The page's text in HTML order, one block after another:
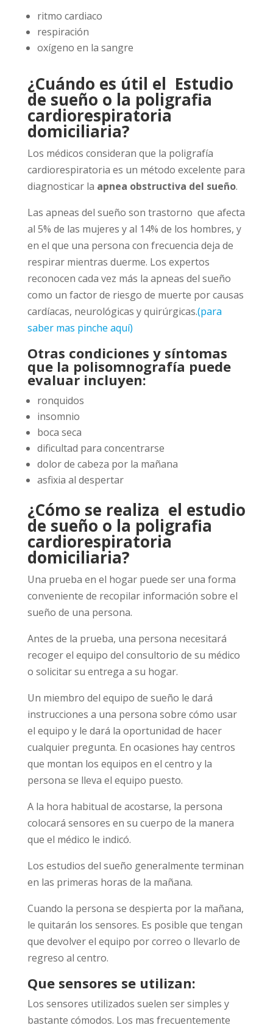
ritmo cardiaco
respiración
oxígeno en la sangre
¿Cuándo es útil el Estudio
de sueño o la poligrafia
cardiorespiratoria
domiciliaria?
Los médicos consideran que la poligrafía
cardiorespiratoria es un método excelente para
diagnosticar la apnea obstructiva del sueño.
Las apneas del sueño son trastorno que afecta
al 5% de las mujeres y al 14% de los hombres, y
en el que una persona con frecuencia deja de
respirar mientras duerme. Los expertos
reconocen cada vez más la apneas del sueño
como un factor de riesgo de muerte por causas
cardíacas, neurológicas y quirúrgicas.(para
saber mas pinche aquí)
Otras condiciones y síntomas
que la polisomnografía puede
evaluar incluyen:
ronquidos
insomnio
boca seca
dificultad para concentrarse
dolor de cabeza por la mañana
asfixia al despertar
¿Cómo se realiza el estudio
de sueño o la poligrafia
cardiorespiratoria
domiciliaria?
Una prueba en el hogar puede ser una forma
conveniente de recopilar información sobre el
sueño de una persona.
Antes de la prueba, una persona necesitará
recoger el equipo del consultorio de su médico
o solicitar su entrega a su hogar.
Un miembro del equipo de sueño le dará
instrucciones a una persona sobre cómo usar
el equipo y le dará la oportunidad de hacer
cualquier pregunta. En ocasiones hay centros
que montan los equipos en el centro y la
persona se lleva el equipo puesto.
A la hora habitual de acostarse, la persona
colocará sensores en su cuerpo de la manera
que el médico le indicó.
Los estudios del sueño generalmente terminan
en las primeras horas de la mañana.
Cuando la persona se despierta por la mañana,
le quitarán los sensores. Es posible que tengan
que devolver el equipo por correo o llevarlo de
regreso al centro.
Que sensores se utilizan:
Los sensores utilizados suelen ser simples y
bastante cómodos. Los mas frecuentemente